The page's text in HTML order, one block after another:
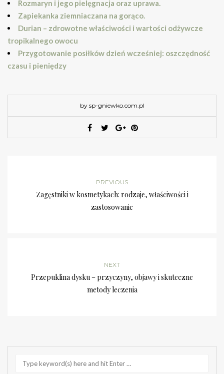
Rozmaryn i jego pielęgnacja oraz uprawa.
Zapiekanka ziemniaczana na gorąco.
Durian – zdrowotne właściwości i wartości odżywcze
tropikalnego owocu
Przygotowanie posiłków dzień wcześniej: oszczędność
czasu i pieniędzy
by sp-gniewko.com.pl
PREVIOUS
Zagęstniki w kosmetykach: rodzaje, właściwości i
zastosowanie
NEXT
Przepuklina dysku – przyczyny, objawy i skuteczne
metody leczenia